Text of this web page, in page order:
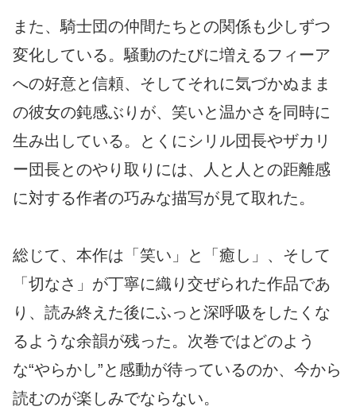
また、騎士団の仲間たちとの関係も少しずつ
変化している。騒動のたびに増えるフィーア
への好意と信頼、そしてそれに気づかぬまま
の彼女の鈍感ぶりが、笑いと温かさを同時に
生み出している。とくにシリル団長やザカリ
ー団長とのやり取りには、人と人との距離感
に対する作者の巧みな描写が見て取れた。
総じて、本作は「笑い」と「癒し」、そして
「切なさ」が丁寧に織り交ぜられた作品であ
り、読み終えた後にふっと深呼吸をしたくな
るような余韻が残った。次巻ではどのよう
な“やらかし”と感動が待っているのか、今から
読むのが楽しみでならない。